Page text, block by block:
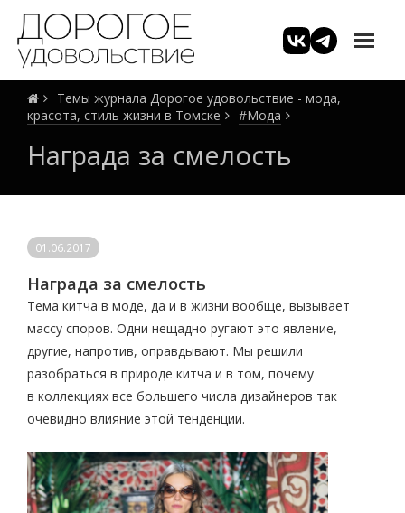
Темы журнала Дорогое удовольствие - мода,
красота, стиль жизни в Томске
#Мода
Награда за смелость
01.06.2017
Награда за смелость
Тема китча в моде, да и в жизни вообще, вызывает
массу споров. Одни нещадно ругают это явление,
другие, напротив, оправдывают. Мы решили
разобраться в природе китча и в том, почему
в коллекциях все большего числа дизайнеров так
очевидно влияние этой тенденции.